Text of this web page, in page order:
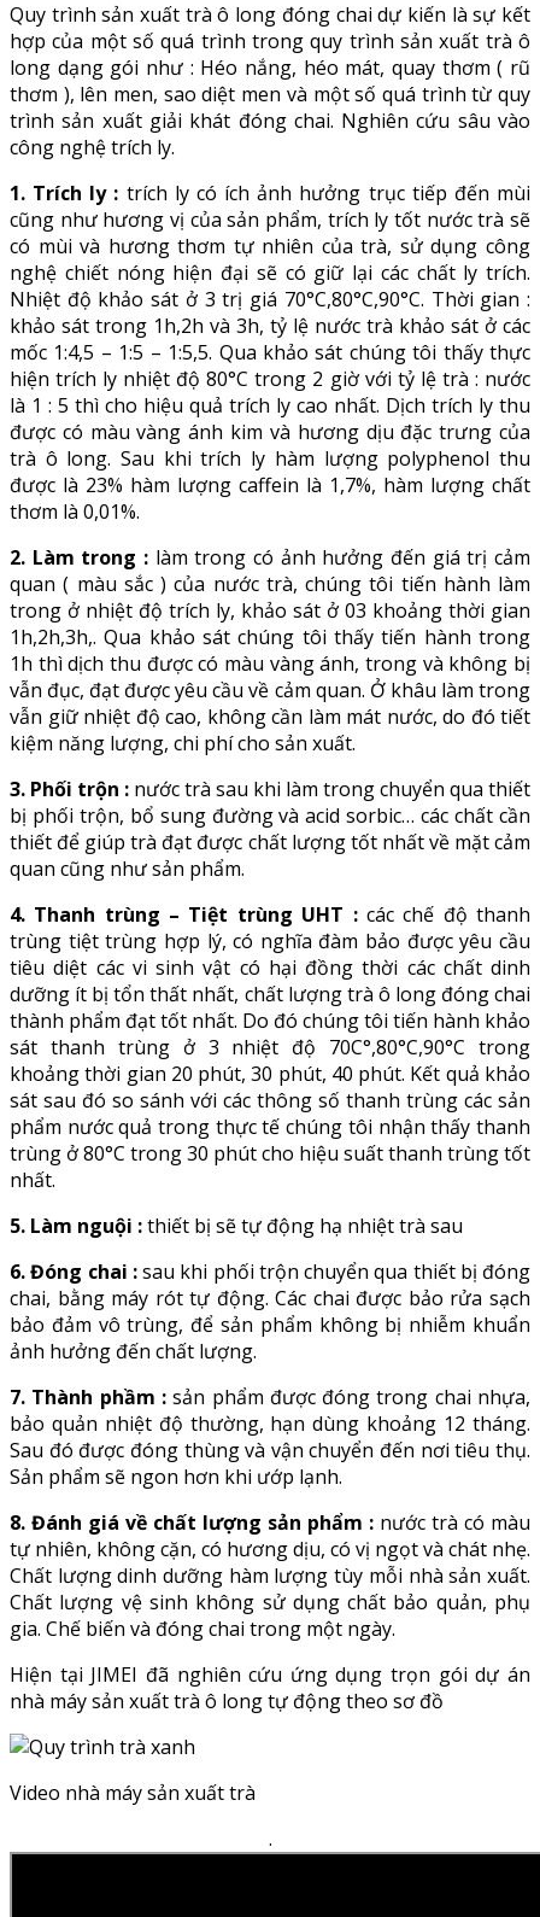
Quy trình sản xuất trà ô long đóng chai dự kiến là sự kết
hợp của một số quá trình trong quy trình sản xuất trà ô
long dạng gói như : Héo nắng, héo mát, quay thơm ( rũ
thơm ), lên men, sao diệt men và một số quá trình từ quy
trình sản xuất giải khát đóng chai. Nghiên cứu sâu vào
công nghệ trích ly.
1. Trích ly : trích ly có ích ảnh hưởng trục tiếp đến mùi
cũng như hương vị của sản phẩm, trích ly tốt nước trà sẽ
có mùi và hương thơm tự nhiên của trà, sử dụng công
nghệ chiết nóng hiện đại sẽ có giữ lại các chất ly trích.
Nhiệt độ khảo sát ở 3 trị giá 70°C,80°C,90°C. Thời gian :
khảo sát trong 1h,2h và 3h, tỷ lệ nước trà khảo sát ở các
mốc 1:4,5 – 1:5 – 1:5,5. Qua khảo sát chúng tôi thấy thực
hiện trích ly nhiệt độ 80°C trong 2 giờ với tỷ lệ trà : nước
là 1 : 5 thì cho hiệu quả trích ly cao nhất. Dịch trích ly thu
được có màu vàng ánh kim và hương dịu đặc trưng của
trà ô long. Sau khi trích ly hàm lượng polyphenol thu
được là 23% hàm lượng caffein là 1,7%, hàm lượng chất
thơm là 0,01%.
2. Làm trong : làm trong có ảnh hưởng đến giá trị cảm
quan ( màu sắc ) của nước trà, chúng tôi tiến hành làm
trong ở nhiệt độ trích ly, khảo sát ở 03 khoảng thời gian
1h,2h,3h,. Qua khảo sát chúng tôi thấy tiến hành trong
1h thì dịch thu được có màu vàng ánh, trong và không bị
vẫn đục, đạt được yêu cầu về cảm quan. Ở khâu làm trong
vẫn giữ nhiệt độ cao, không cần làm mát nước, do đó tiết
kiệm năng lượng, chi phí cho sản xuất.
3. Phối trộn : nước trà sau khi làm trong chuyển qua thiết
bị phối trộn, bổ sung đường và acid sorbic… các chất cần
thiết để giúp trà đạt được chất lượng tốt nhất về mặt cảm
quan cũng như sản phẩm.
4. Thanh trùng – Tiệt trùng UHT :các chế độ thanh
trùng tiệt trùng hợp lý, có nghĩa đàm bảo được yêu cầu
tiêu diệt các vi sinh vật có hại đồng thời các chất dinh
dưỡng ít bị tổn thất nhất, chất lượng trà ô long đóng chai
thành phẩm đạt tốt nhất. Do đó chúng tôi tiến hành khảo
sát thanh trùng ở 3 nhiệt độ 70C°,80°C,90°C trong
khoảng thời gian 20 phút, 30 phút, 40 phút. Kết quả khảo
sát sau đó so sánh với các thông số thanh trùng các sản
phẩm nước quả trong thực tế chúng tôi nhận thấy thanh
trùng ở 80°C trong 30 phút cho hiệu suất thanh trùng tốt
nhất.
5. Làm nguội :thiết bị sẽ tự động hạ nhiệt trà sau
6. Đóng chai :sau khi phối trộn chuyển qua thiết bị đóng
chai, bằng máy rót tự động. Các chai được bảo rửa sạch
bảo đảm vô trùng, để sản phẩm không bị nhiễm khuẩn
ảnh hưởng đến chất lượng.
7. Thành phầm :sản phẩm được đóng trong chai nhựa,
bảo quản nhiệt độ thường, hạn dùng khoảng 12 tháng.
Sau đó được đóng thùng và vận chuyển đến nơi tiêu thụ.
Sản phẩm sẽ ngon hơn khi ướp lạnh.
8. Đánh giá về chất lượng sản phẩm : nước trà có màu
tự nhiên, không cặn, có hương dịu, có vị ngọt và chát nhẹ.
Chất lượng dinh dưỡng hàm lượng tùy mỗi nhà sản xuất.
Chất lượng vệ sinh không sử dụng chất bảo quản, phụ
gia. Chế biến và đóng chai trong một ngày.
Hiện tại JIMEI đã nghiên cứu ứng dụng trọn gói dự án
nhà máy sản xuất trà ô long tự động theo sơ đồ
Video nhà máy sản xuất trà
.